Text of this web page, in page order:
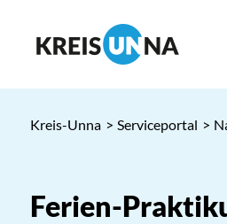
Kreis-Unna > Serviceportal >
Ferien-